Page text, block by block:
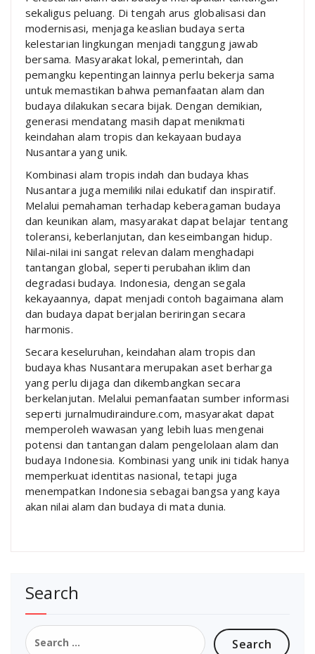
sekaligus peluang. Di tengah arus globalisasi dan
modernisasi, menjaga keaslian budaya serta
kelestarian lingkungan menjadi tanggung jawab
bersama. Masyarakat lokal, pemerintah, dan
pemangku kepentingan lainnya perlu bekerja sama
untuk memastikan bahwa pemanfaatan alam dan
budaya dilakukan secara bijak. Dengan demikian,
generasi mendatang masih dapat menikmati
keindahan alam tropis dan kekayaan budaya
Nusantara yang unik.
Kombinasi alam tropis indah dan budaya khas
Nusantara juga memiliki nilai edukatif dan inspiratif.
Melalui pemahaman terhadap keberagaman budaya
dan keunikan alam, masyarakat dapat belajar tentang
toleransi, keberlanjutan, dan keseimbangan hidup.
Nilai-nilai ini sangat relevan dalam menghadapi
tantangan global, seperti perubahan iklim dan
degradasi budaya. Indonesia, dengan segala
kekayaannya, dapat menjadi contoh bagaimana alam
dan budaya dapat berjalan beriringan secara
harmonis.
Secara keseluruhan, keindahan alam tropis dan
budaya khas Nusantara merupakan aset berharga
yang perlu dijaga dan dikembangkan secara
berkelanjutan. Melalui pemanfaatan sumber informasi
seperti jurnalmudiraindure.com, masyarakat dapat
memperoleh wawasan yang lebih luas mengenai
potensi dan tantangan dalam pengelolaan alam dan
budaya Indonesia. Kombinasi yang unik ini tidak hanya
memperkuat identitas nasional, tetapi juga
menempatkan Indonesia sebagai bangsa yang kaya
akan nilai alam dan budaya di mata dunia.
Search
Search
for: